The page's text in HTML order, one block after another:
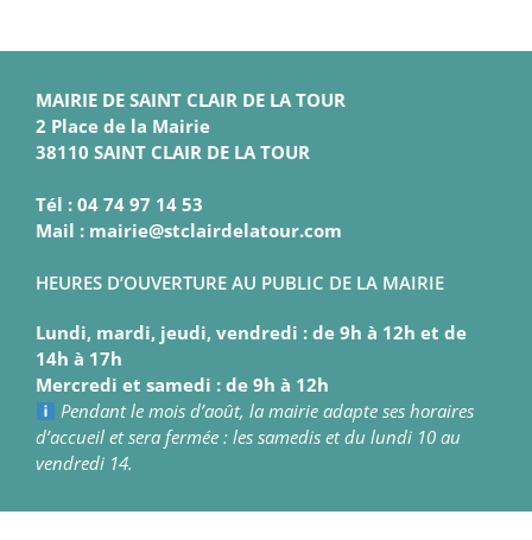
MAIRIE DE SAINT CLAIR DE LA TOUR
2 Place de la Mairie
38110 SAINT CLAIR DE LA TOUR
Tél : 04 74 97 14 53
Mail : mairie@stclairdelatour.com
HEURES D’OUVERTURE AU PUBLIC DE LA MAIRIE
Lundi, mardi, jeudi, vendredi : de 9h à 12h et de
14h à 17h
Mercredi et samedi : de 9h à 12h
Pendant le mois d’août, la mairie adapte ses horaires
d’accueil et sera fermée : les samedis et du lundi 10 au
vendredi 14.